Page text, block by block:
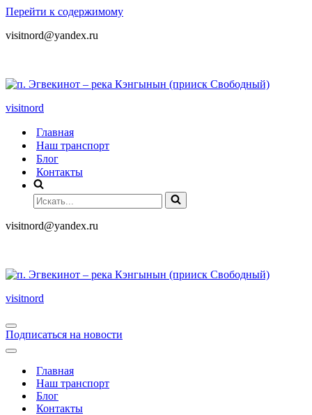
Перейти к содержимому
visitnord@yandex.ru
visitnord
Главная
Наш транспорт
Блог
Контакты
visitnord@yandex.ru
visitnord
Подписаться на новости
Главная
Наш транспорт
Блог
Контакты